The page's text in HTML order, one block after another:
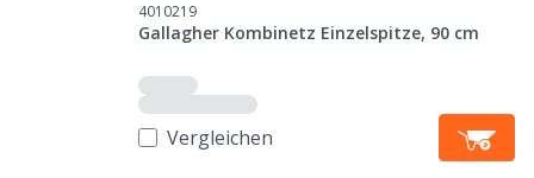
4010219
Gallagher Kombinetz Einzelspitze, 90 cm
Vergleichen